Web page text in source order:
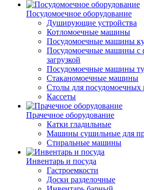
Посудомоечное оборудование
Душирующие устройства
Котломоечные машины
Посудомоечные машины
Посудомоечные машины с
загрузкой
Посудомоечные машины
Стаканомоечные машины
Столы для
Кассеты
Прачечное оборудование
Катки гладильные
Машины сушильные для
Стиральные машины
Инвентарь и посуда
Гастроемкости
Доски разделочные